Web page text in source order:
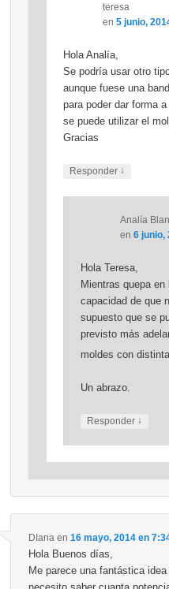
teresa
en 5 junio,
Hola Analía,
Se podría usar otro
aunque fuese una
para poder dar forma
se puede utilizar el
Gracias
Responder ↓
Analía
en 6 junio,
Hola Teresa,
Mientras quepa
capacidad de que
supuesto que se
previsto más
moldes con
Un abrazo.
Responder ↓
DIanaen 16 mayo, 2014 en
Hola Buenos días,
Me parece una fantástica